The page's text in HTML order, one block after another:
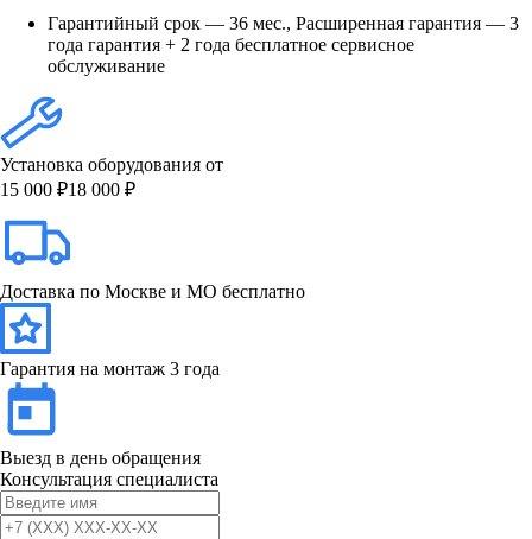
Гарантийный срок — 36 мес., Расширенная гарантия — 3
года гарантия + 2 года бесплатное сервисное
обслуживание
Установка оборудования от
15 000 ₽18 000 ₽
Доставка по Москве и МО бесплатно
Гарантия на монтаж 3 года
Выезд в день обращения
Консультация специалиста